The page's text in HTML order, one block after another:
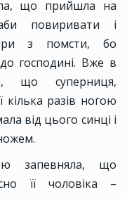
що прийшла на
повиривати і
з помсти, бо
господині. Вже в
що суперниця,
кілька разів ногою
від цього синці і
запевняла, що
її чоловіка –